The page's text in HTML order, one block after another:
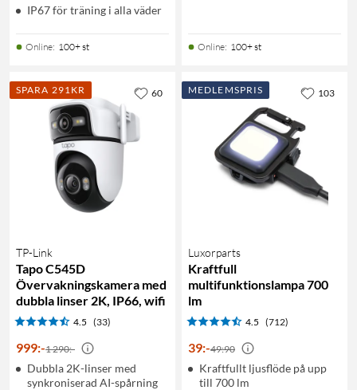
IP67 för träning i alla väder
Online: 100+ st Online: 100+ st
SPARA 291KR
TP-Link
Tapo C545D
Övervakningskamera med
dubbla linser 2K, IP66, wifi
4.5 (33)
999:-1 290:-
Dubbla 2K-linser med
synkroniserad AI-spårning
60 MEDLEMSPRIS
Luxorparts
Kraftfull
multifunktionslampa 700
lm
4.5 (712)
39:-49:90
Kraftfullt ljusflöde på upp
till 700 lm
103